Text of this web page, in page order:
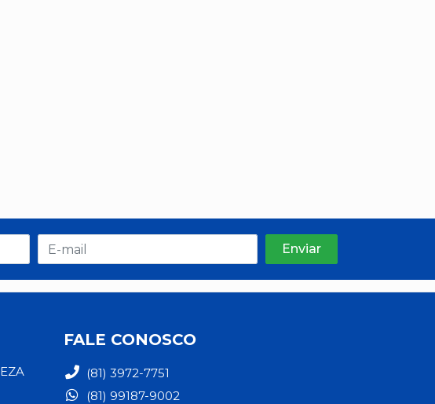
FALE CONOSCO
(81) 3972-7751
(81) 99187-9002